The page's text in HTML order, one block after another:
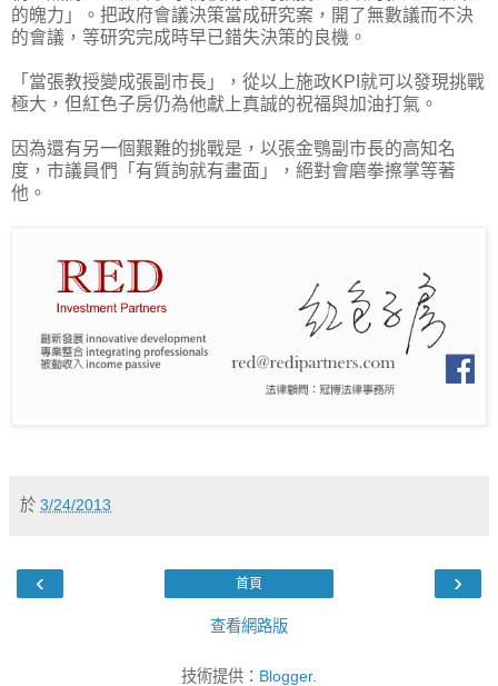
的魄力」。把政府會議決策當成研究案，開了無數議而不決
的會議，等研究完成時早已錯失決策的良機。
「當張教授變成張副市長」，從以上施政KPI就可以發現挑戰
極大，但紅色子房仍為他獻上真誠的祝福與加油打氣。
因為還有另一個艱難的挑戰是，以張金鶚副市長的高知名
度，市議員們「有質詢就有畫面」，絕對會磨拳擦掌等著
他。
於 3/24/2013
‹ ›
首頁
查看網路版
技術提供： Blogger.